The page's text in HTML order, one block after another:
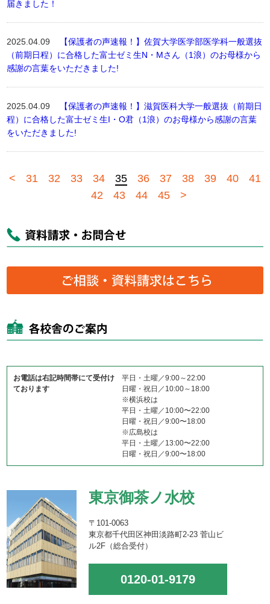
届きました！
2025.04.09
【保護者の声速報！】佐賀大学医学部医学科一般選抜
（前期日程）に合格した富士ゼミ生N・Mさん（1浪）のお母様から
感謝の言葉をいただきました!
2025.04.09
【保護者の声速報！】滋賀医科大学一般選抜（前期日
程）に合格した富士ゼミ生I・O君（1浪）のお母様から感謝の言葉
をいただきました!
< 31 32 33 34 35 36 37 38 39 40
41
42
43 44 45 >
お電話は右記時間帯にて受付け
ております
平日・土曜／9:00～22:00
日曜・祝日／10:00～18:00
※横浜校は
平日・土曜／10:00〜22:00
日曜・祝日／9:00〜18:00
※広島校は
平日・土曜／13:00〜22:00
日曜・祝日／9:00〜18:00
東京御茶ノ水校
〒101-0063
東京都千代田区神田淡路町2-23 菅山ビ
ル2F（総合受付）
0120-01-9179